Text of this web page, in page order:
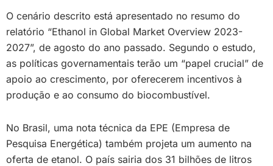
O cenário descrito está apresentado no resumo do
relatório “Ethanol in Global Market Overview 2023-
2027”, de agosto do ano passado. Segundo o estudo,
as políticas governamentais terão um “papel crucial” de
apoio ao crescimento, por oferecerem incentivos à
produção e ao consumo do biocombustível.
No Brasil, uma nota técnica da EPE (Empresa de
Pesquisa Energética) também projeta um aumento na
oferta de etanol. O país sairia dos 31 bilhões de litros